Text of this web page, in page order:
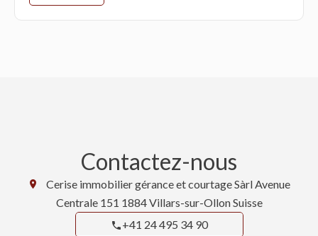
Contactez-nous
Cerise immobilier gérance et courtage SàrlAvenue
Centrale 151 1884Villars-sur-Ollon Suisse
+41 24 495 34 90